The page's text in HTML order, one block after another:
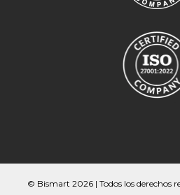
© Bismart 2026 | Todos los derechos